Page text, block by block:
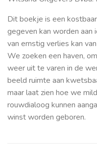
Dit boekje is een
gegeven kan worden aan
van ernstig verlies kan
We zoeken een haven,
weer uit te varen in de
beeld ruimte aan
maar laat zien hoe we
rouwdialoog kunnen
winst worden geboren.